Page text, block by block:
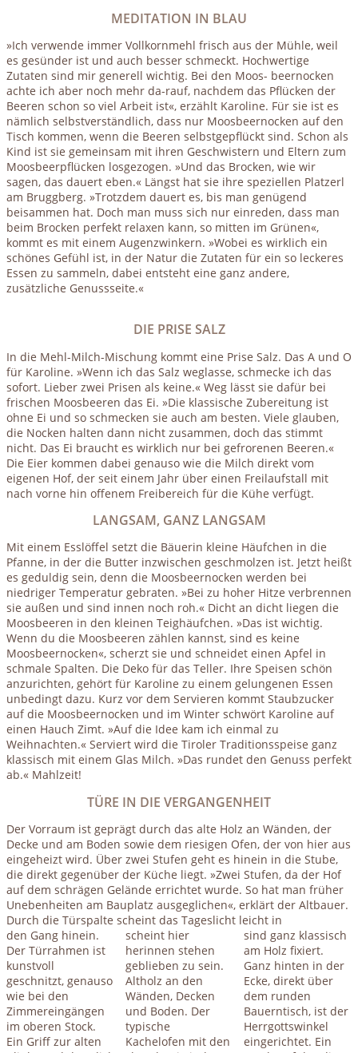
MEDITATION IN BLAU
»Ich verwende immer Vollkornmehl frisch aus der Mühle, weil
es gesünder ist und auch besser schmeckt. Hochwertige
Zutaten sind mir generell wichtig. Bei den Moos- beernocken
achte ich aber noch mehr da-rauf, nachdem das Pflücken der
Beeren schon so viel Arbeit ist«, erzählt Karoline. Für sie ist es
nämlich selbstverständlich, dass nur Moosbeernocken auf den
Tisch kommen, wenn die Beeren selbstgepflückt sind. Schon als
Kind ist sie gemeinsam mit ihren Geschwistern und Eltern zum
Moosbeerpflücken losgezogen. »Und das Brocken, wie wir
sagen, das dauert eben.« Längst hat sie ihre speziellen Platzerl
am Bruggberg. »Trotzdem dauert es, bis man genügend
beisammen hat. Doch man muss sich nur einreden, dass man
beim Brocken perfekt relaxen kann, so mitten im Grünen«,
kommt es mit einem Augenzwinkern. »Wobei es wirklich ein
schönes Gefühl ist, in der Natur die Zutaten für ein so leckeres
Essen zu sammeln, dabei entsteht eine ganz andere,
zusätzliche Genussseite.«
DIE PRISE SALZ
In die Mehl-Milch-Mischung kommt eine Prise Salz. Das A und O
für Karoline. »Wenn ich das Salz weglasse, schmecke ich das
sofort. Lieber zwei Prisen als keine.« Weg lässt sie dafür bei
frischen Moosbeeren das Ei. »Die klassische Zubereitung ist
ohne Ei und so schmecken sie auch am besten. Viele glauben,
die Nocken halten dann nicht zusammen, doch das stimmt
nicht. Das Ei braucht es wirklich nur bei gefrorenen Beeren.«
Die Eier kommen dabei genauso wie die Milch direkt vom
eigenen Hof, der seit einem Jahr über einen Freilaufstall mit
nach vorne hin offenem Freibereich für die Kühe verfügt.
LANGSAM, GANZ LANGSAM
Mit einem Esslöffel setzt die Bäuerin kleine Häufchen in die
Pfanne, in der die Butter inzwischen geschmolzen ist. Jetzt heißt
es geduldig sein, denn die Moosbeernocken werden bei
niedriger Temperatur gebraten. »Bei zu hoher Hitze verbrennen
sie außen und sind innen noch roh.« Dicht an dicht liegen die
Moosbeeren in den kleinen Teighäufchen. »Das ist wichtig.
Wenn du die Moosbeeren zählen kannst, sind es keine
Moosbeernocken«, scherzt sie und schneidet einen Apfel in
schmale Spalten. Die Deko für das Teller. Ihre Speisen schön
anzurichten, gehört für Karoline zu einem gelungenen Essen
unbedingt dazu. Kurz vor dem Servieren kommt Staubzucker
auf die Moosbeernocken und im Winter schwört Karoline auf
einen Hauch Zimt. »Auf die Idee kam ich einmal zu
Weihnachten.« Serviert wird die Tiroler Traditionsspeise ganz
klassisch mit einem Glas Milch. »Das rundet den Genuss perfekt
ab.« Mahlzeit!
TÜRE IN DIE VERGANGENHEIT
Der Vorraum ist geprägt durch das alte Holz an Wänden, der
Decke und am Boden sowie dem riesigen Ofen, der von hier aus
eingeheizt wird. Über zwei Stufen geht es hinein in die Stube,
die direkt gegenüber der Küche liegt. »Zwei Stufen, da der Hof
auf dem schrägen Gelände errichtet wurde. So hat man früher
Unebenheiten am Bauplatz ausgeglichen«, erklärt der Altbauer.
Durch die Türspalte scheint das Tageslicht leicht in
den Gang hinein.
Der Türrahmen ist
kunstvoll
geschnitzt, genauso
wie bei den
Zimmereingängen
im oberen Stock.
Ein Griff zur alten
scheint hier
herinnen stehen
geblieben zu sein.
Altholz an den
Wänden, Decken
und Boden. Der
typische
Kachelofen mit den
sind ganz klassisch
am Holz fixiert.
Ganz hinten in der
Ecke, direkt über
dem runden
Bauerntisch, ist der
Herrgottswinkel
eingerichtet. Ein